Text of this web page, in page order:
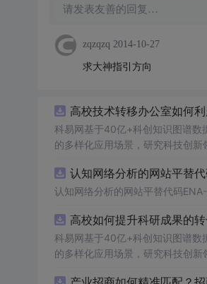
请发表友善的回复…
zqzqzq 2014-10-27
求大神指引方向
高校技术转移办公室如何
科易网基于40亿+科创知识图谱数
的多样化应用场景，研究科技创新
认知网络分析的网站平替
认知网络分析的网站平替代码
高校如何提升科研成果的
科易网基于40亿+科创知识图谱数
的多样化应用场景，研究科技创新